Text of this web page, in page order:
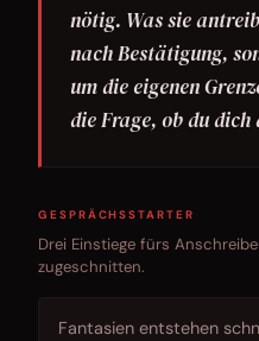
nötig. Was sie
nach Bestätigung,
um die eigenen
die Frage, ob du
GESPRÄCHSSTARTER
Drei Einstiege fürs
zugeschnitten.
Fantasien entstehen